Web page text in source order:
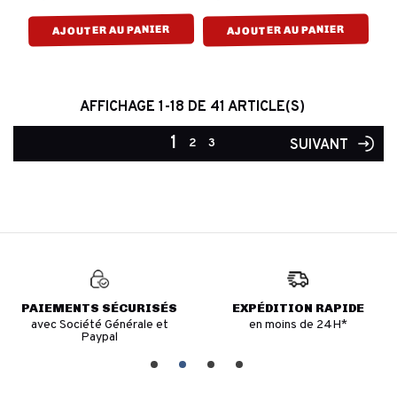
AJOUTER AU PANIER AJOUTER AU PANIER
AFFICHAGE 1-18 DE 41 ARTICLE(S)
1 2 3 SUIVANT
PAIEMENTS SÉCURISÉS
avec Société Générale et
Paypal
EXPÉDITION RAPIDE
en moins de 24H*